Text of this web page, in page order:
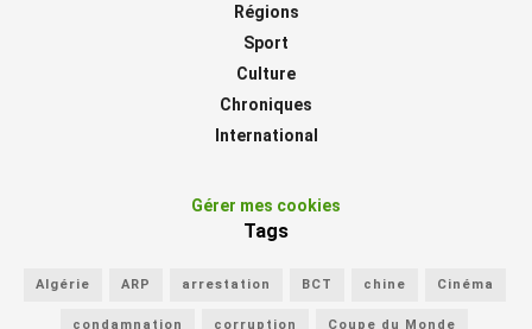
Régions
Sport
Culture
Chroniques
International
Gérer mes cookies
Tags
Algérie ARP arrestation BCT chine Cinéma
condamnation corruption Coupe du Monde